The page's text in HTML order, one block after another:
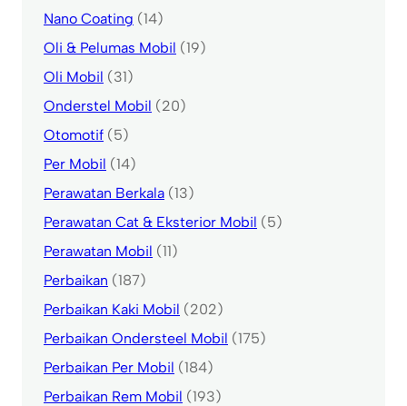
Nano Coating (14)
Oli & Pelumas Mobil (19)
Oli Mobil (31)
Onderstel Mobil (20)
Otomotif (5)
Per Mobil (14)
Perawatan Berkala (13)
Perawatan Cat & Eksterior Mobil (5)
Perawatan Mobil (11)
Perbaikan (187)
Perbaikan Kaki Mobil (202)
Perbaikan Ondersteel Mobil (175)
Perbaikan Per Mobil (184)
Perbaikan Rem Mobil (193)